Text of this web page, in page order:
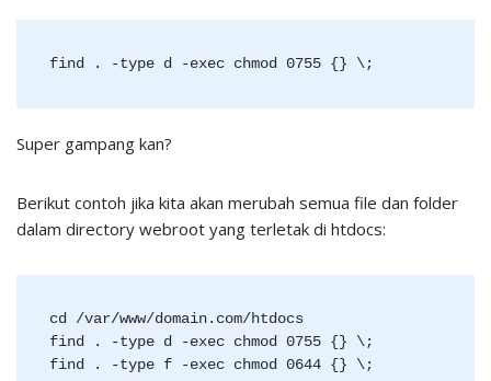
find . -type d -exec chmod 0755 {} \;
Super gampang kan?
Berikut contoh jika kita akan merubah semua file dan folder
dalam directory webroot yang terletak di htdocs:
cd /var/www/domain.com/htdocs
find . -type d -exec chmod 0755 {} \;
find . -type f -exec chmod 0644 {} \;